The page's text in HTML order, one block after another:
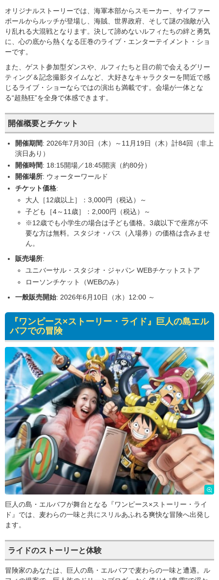
オリジナルストーリーでは、海軍本部からスモーカー、サイファー
ポールからルッチが登場し、海賊、世界政府、そして謎の強敵が入
り乱れる大混戦となります。決して諦めないルフィたちの絆と勇気
に、心の底から熱くなる圧巻のライブ・エンターテイメント・ショ
ーです。
また、ゲスト参加型ダンスや、ルフィたちと目の前で会えるグリー
ティング＆記念撮影タイムなど、大好きなキャラクターを間近で感
じるライブ・ショーならではの演出も満載です。会場が一体とな
る“超熱狂”を全身で体感できます。
開催概要とチケット
開催期間: 2026年7月30日（木）～11月19日（木）計84回（非上
演日あり）
開催時間: 18:15開場／18:45開演（約80分）
開催場所: ウォーターワールド
チケット価格:
大人［12歳以上］：3,000円（税込）～
子ども［4～11歳］：2,000円（税込）～
※12歳でも小学生の場合は子ども価格。3歳以下で座席が不
要な方は無料。スタジオ・パス（入場券）の価格は含みませ
ん。
販売場所:
ユニバーサル・スタジオ・ジャパン WEBチケットストア
ローソンチケット（WEBのみ）
一般販売開始: 2026年6月10日（水）12:00 ～
『ワンピース×ストーリー・ライド』巨人の島エル
バフでの冒険
巨人の島・エルバフが舞台となる『ワンピース×ストーリー・ライ
ド』では、麦わらの一味と共にスリルあふれる爽快な冒険へ出発し
ます。
ライドのストーリーと体験
冒険家のあなたは、巨人の島・エルバフで麦わらの一味と遭遇。ル